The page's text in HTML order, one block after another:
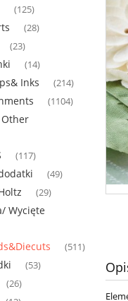
(125)
(28)
(23)
(14)
Inks (214)
(1104)
(117)
(49)
(29)
Wycięte
(511)
(53)
(26)